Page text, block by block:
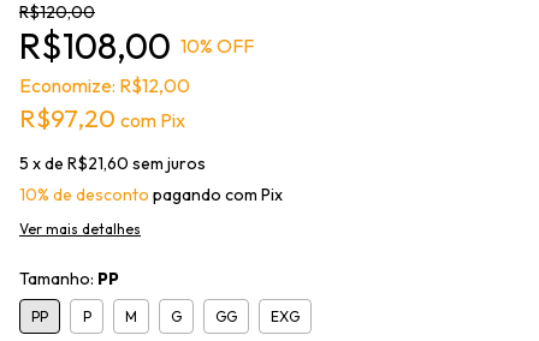
R$120,00
R$108,00 10% OFF
Economize: R$12,00
R$97,20 com Pix
5 x de R$21,60 sem juros
10% de desconto pagando com Pix
Ver mais detalhes
Tamanho: PP
PP P M G GG EXG